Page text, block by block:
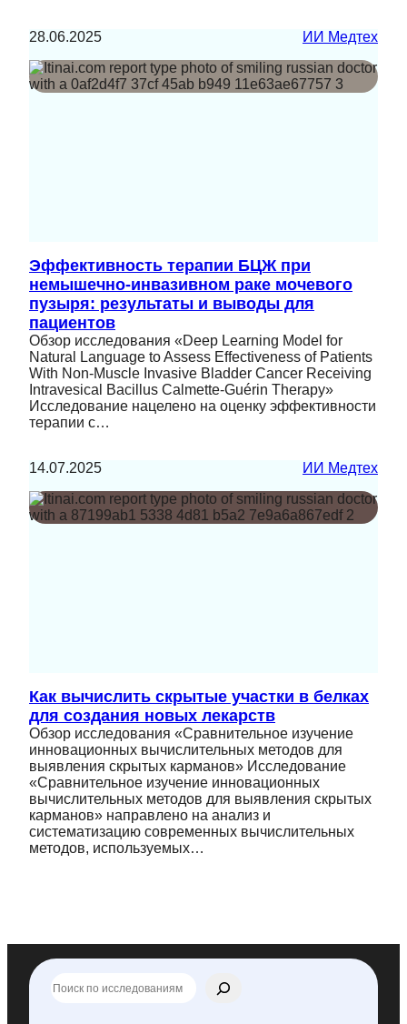
28.06.2025 ИИ Медтех
Эффективность терапии БЦЖ при
немышечно-инвазивном раке мочевого
пузыря: результаты и выводы для
пациентов
Обзор исследования «Deep Learning Model for
Natural Language to Assess Effectiveness of Patients
With Non-Muscle Invasive Bladder Cancer Receiving
Intravesical Bacillus Calmette-Guérin Therapy»
Исследование нацелено на оценку эффективности
терапии с…
14.07.2025 ИИ Медтех
Как вычислить скрытые участки в белках
для создания новых лекарств
Обзор исследования «Сравнительное изучение
инновационных вычислительных методов для
выявления скрытых карманов» Исследование
«Сравнительное изучение инновационных
вычислительных методов для выявления скрытых
карманов» направлено на анализ и
систематизацию современных вычислительных
методов, используемых…
о